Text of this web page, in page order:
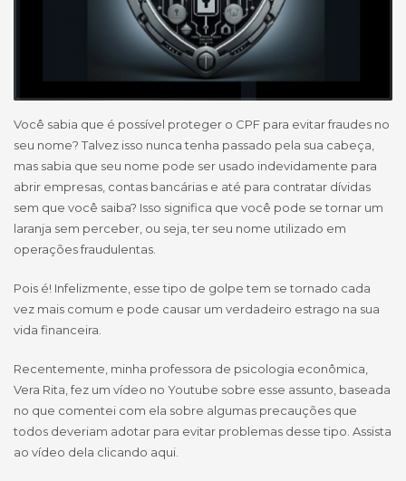
Você sabia que é possível proteger o CPF para evitar fraudes no
seu nome? Talvez isso nunca tenha passado pela sua cabeça,
mas sabia que seu nome pode ser usado indevidamente para
abrir empresas, contas bancárias e até para contratar dívidas
sem que você saiba? Isso significa que você pode se tornar um
laranja sem perceber, ou seja, ter seu nome utilizado em
operações fraudulentas.
Pois é! Infelizmente, esse tipo de golpe tem se tornado cada
vez mais comum e pode causar um verdadeiro estrago na sua
vida financeira.
Recentemente, minha professora de psicologia econômica,
Vera Rita, fez um vídeo no Youtube sobre esse assunto, baseada
no que comentei com ela sobre algumas precauções que
todos deveriam adotar para evitar problemas desse tipo. Assista
ao vídeo dela clicando aqui.